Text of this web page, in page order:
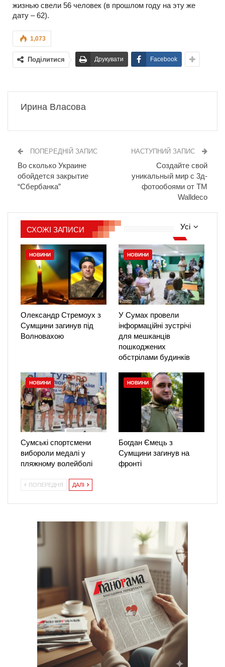
жизнью свели 56 человек (в прошлом году на эту же
дату – 62).
1,073
Поділитися Друкувати Facebook
Ирина Власова
ПОПЕРЕДНІЙ ЗАПИС
Во сколько Украине
обойдется закрытие
“Сбербанка”
НАСТУПНИЙ ЗАПИС
Создайте свой
уникальный мир с 3д-
фотообоями от ТМ
Walldeco
Усі
СХОЖІ ЗАПИСИ
НОВИНИ
Олександр Стремоух з
Сумщини загинув під
Волновахою
НОВИНИ
У Сумах провели
інформаційні зустрічі
для мешканців
пошкоджених
обстрілами будинків
НОВИНИ
Сумські спортсмени
вибороли медалі у
пляжному волейболі
НОВИНИ
Богдан Ємець з
Сумщини загинув на
фронті
ПОПЕРЕДНЯ ДАЛІ